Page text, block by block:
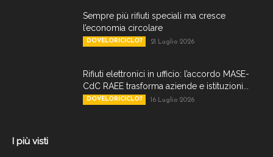
Sempre più rifiuti speciali ma cresce
l’economia circolare
DOVELORICICLO? 21 Luglio 2026
Rifiuti elettronici in ufficio: l’accordo MASE-
CdC RAEE trasforma aziende e istituzioni...
DOVELORICICLO? 16 Luglio 2026
I più visti